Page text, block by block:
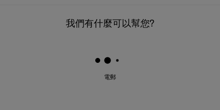
我們有什麼可以幫您?
電郵